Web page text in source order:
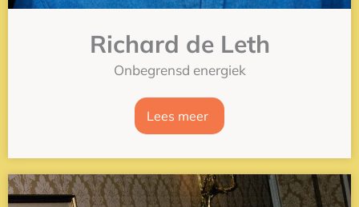
Richard de Leth
Onbegrensd energiek
Lees meer